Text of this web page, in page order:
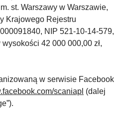
st. Warszawy w Warszawie,
Krajowego Rejestru
NIP 521-10-14-579,
42 000 000,00 zł,
w serwisie Facebook
scaniapl (dalej